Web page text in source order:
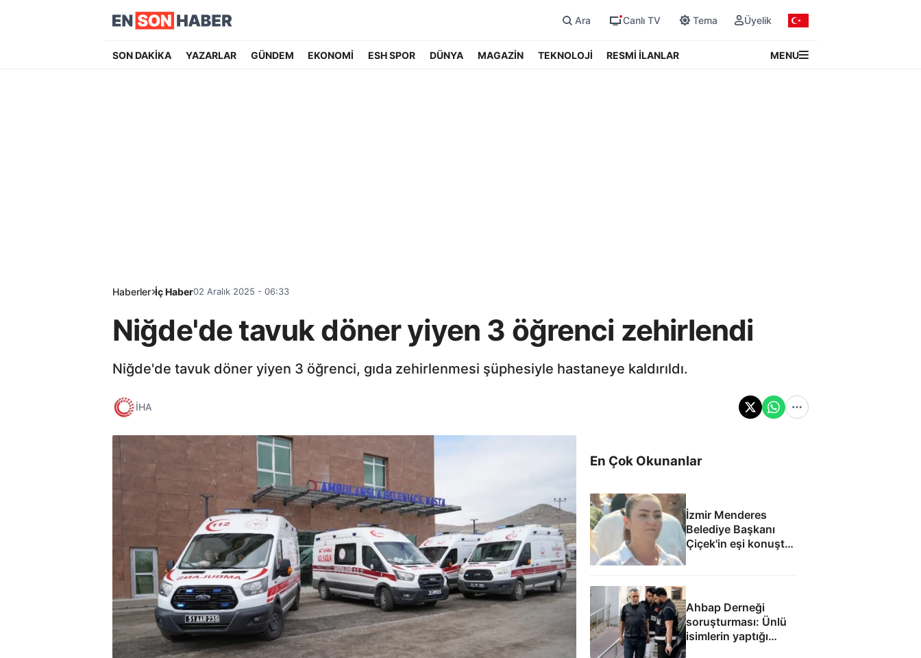
Ara Canlı TV Tema Üyelik
SON DAKİKA YAZARLAR GÜNDEM EKONOMİ ESH SPOR DÜNYA MAGAZİN TEKNOLOJİ RESMİ İLANLAR MENU
Haberler İç Haber02 Aralık 2025 - 06:33
Niğde'de tavuk döner yiyen 3 öğrenci zehirlendi
Niğde'de tavuk döner yiyen 3 öğrenci, gıda zehirlenmesi şüphesiyle hastaneye kaldırıldı.
İHA
En Çok Okunanlar
İzmir Menderes
Belediye Başkanı
Çiçek'in eşi konuştu:
Ahbap Derneği
soruşturması: Ünlü
isimlerin yaptığı
bağışlar